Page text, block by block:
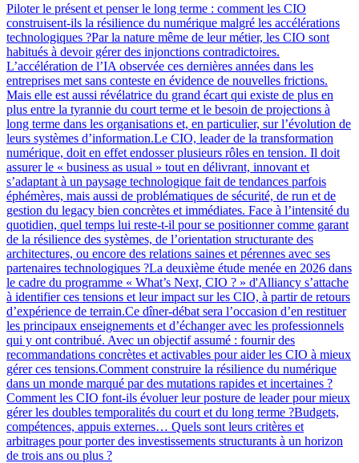
Piloter le présent et penser le long terme : comment les CIO
construisent-ils la résilience du numérique malgré les accélérations
technologiques ?Par la nature même de leur métier, les CIO sont
habitués à devoir gérer des injonctions contradictoires.
L’accélération de l’IA observée ces dernières années dans les
entreprises met sans conteste en évidence de nouvelles frictions.
Mais elle est aussi révélatrice du grand écart qui existe de plus en
plus entre la tyrannie du court terme et le besoin de projections à
long terme dans les organisations et, en particulier, sur l’évolution de
leurs systèmes d’information.Le CIO, leader de la transformation
numérique, doit en effet endosser plusieurs rôles en tension. Il doit
assurer le « business as usual » tout en délivrant, innovant et
s’adaptant à un paysage technologique fait de tendances parfois
éphémères, mais aussi de problématiques de sécurité, de run et de
gestion du legacy bien concrètes et immédiates. Face à l’intensité du
quotidien, quel temps lui reste-t-il pour se positionner comme garant
de la résilience des systèmes, de l’orientation structurante des
architectures, ou encore des relations saines et pérennes avec ses
partenaires technologiques ?La deuxième étude menée en 2026 dans
le cadre du programme « What’s Next, CIO ? » d'Alliancy s’attache
à identifier ces tensions et leur impact sur les CIO, à partir de retours
d’expérience de terrain.Ce dîner-débat sera l’occasion d’en restituer
les principaux enseignements et d’échanger avec les professionnels
qui y ont contribué. Avec un objectif assumé : fournir des
recommandations concrètes et activables pour aider les CIO à mieux
gérer ces tensions.Comment construire la résilience du numérique
dans un monde marqué par des mutations rapides et incertaines ?
Comment les CIO font-ils évoluer leur posture de leader pour mieux
gérer les doubles temporalités du court et du long terme ?Budgets,
compétences, appuis externes… Quels sont leurs critères et
arbitrages pour porter des investissements structurants à un horizon
de trois ans ou plus ?